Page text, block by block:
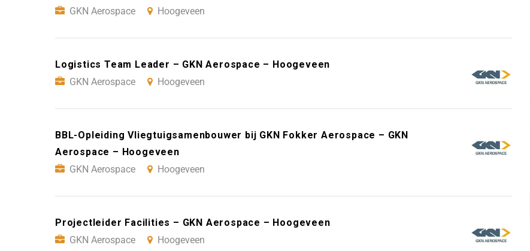
GKN Aerospace
Hoogeveen
Logistics Team Leader – GKN Aerospace – Hoogeveen
GKN Aerospace
Hoogeveen
BBL-Opleiding Vliegtuigsamenbouwer bij GKN Fokker Aerospace – GKN
Aerospace – Hoogeveen
GKN Aerospace
Hoogeveen
Projectleider Facilities – GKN Aerospace – Hoogeveen
GKN Aerospace
Hoogeveen